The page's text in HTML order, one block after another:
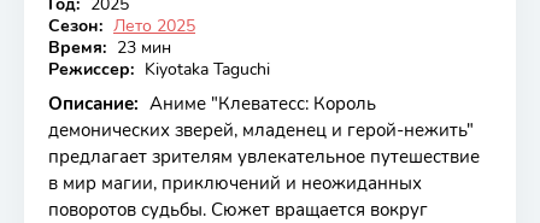
Сезон: Лето 2025
Время: 23 мин
Режиссер: Kiyotaka Taguchi
Описание: Аниме "Клеватесс: Король
демонических зверей, младенец и герой-нежить"
предлагает зрителям увлекательное путешествие
в мир магии, приключений и неожиданных
поворотов судьбы. Сюжет вращается вокруг